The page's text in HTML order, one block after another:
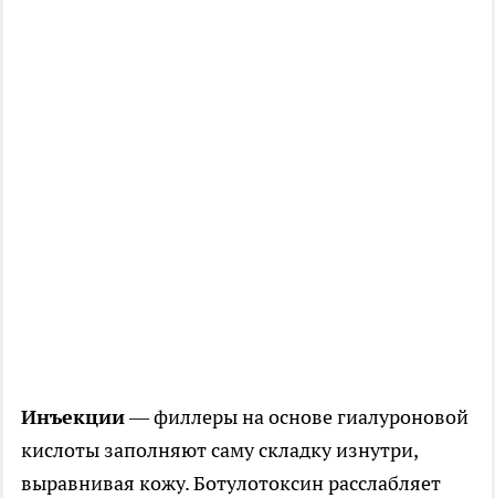
Инъекции— филлеры на основе гиалуроновой
кислоты заполняют саму складку изнутри,
выравнивая кожу. Ботулотоксин расслабляет